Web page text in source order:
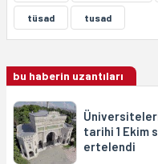
tüsad tusad
bu haberin uzantıları
tarihi 1 Ekim
ertelendi